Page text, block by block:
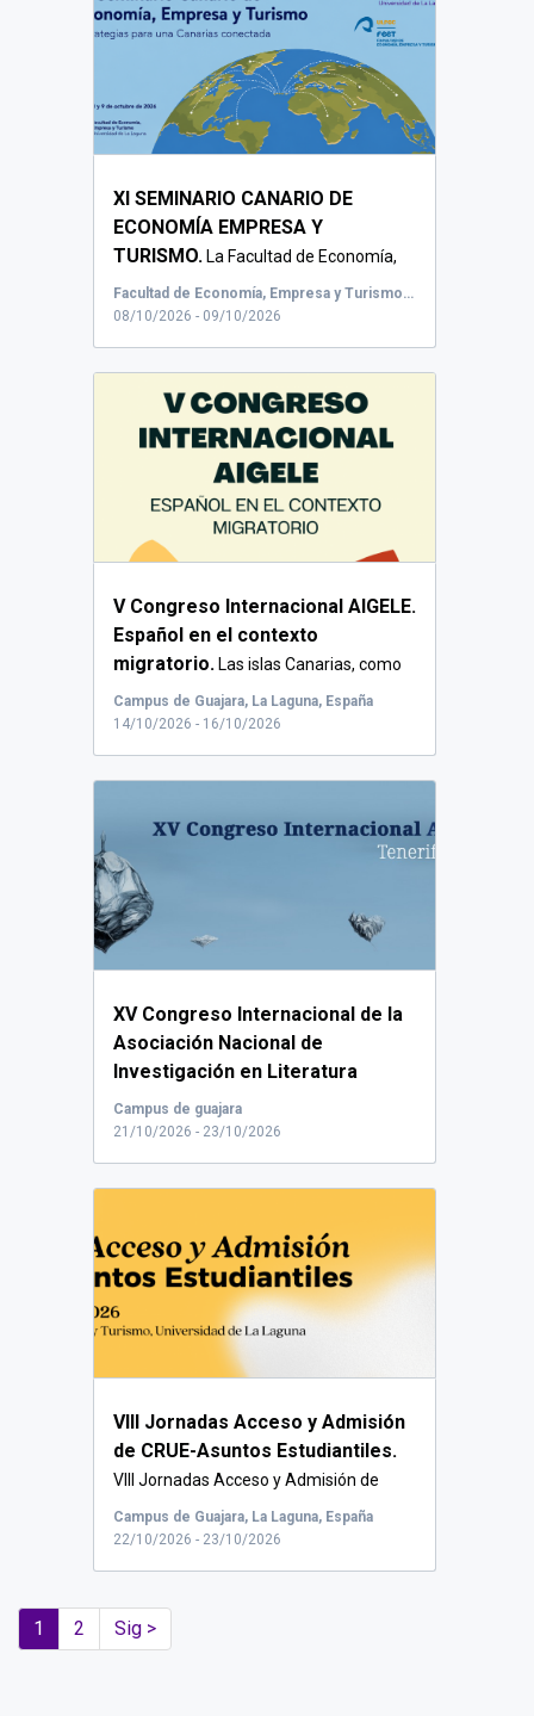
XI SEMINARIO CANARIO DE
ECONOMÍA EMPRESA Y
TURISMO. La Facultad de Economía,
Empresa y Turismo de la Un...
Facultad de Economía, Empresa y Turismo. Universidad de La Laguna
08/10/2026 - 09/10/2026
V Congreso Internacional AIGELE.
Español en el contexto
migratorio. Las islas Canarias, como
territorio...
Campus de Guajara, La Laguna, España
14/10/2026 - 16/10/2026
XV Congreso Internacional de la
Asociación Nacional de
Investigación en Literatura
Infantil y Juvenil (ANILIJ).
Campus de guajara
21/10/2026 - 23/10/2026
VIII Jornadas Acceso y Admisión
de CRUE-Asuntos Estudiantiles.
VIII Jornadas Acceso y Admisión de
CRUE-...
Campus de Guajara, La Laguna, España
22/10/2026 - 23/10/2026
1 2 Sig >